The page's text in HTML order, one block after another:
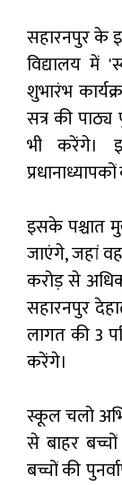
सहारनपुर के
विद्यालय
शुभारंभ
सत्र की
भी करेंगे।
इसके पश्चात
जाएंगे, जहां
करोड़ से
सहारनपुर
लागत की 3
करेंगे।
स्कूल चलो
से बाहर
बच्चों की